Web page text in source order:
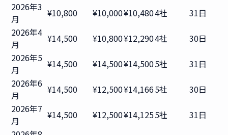
2026年3
月
¥10,800 ¥10,000¥10,4804社
31日
2026年4
月
¥14,500 ¥10,800¥12,2904社
30日
2026年5
月
¥14,500 ¥14,500¥14,5005社
31日
2026年6
月
¥14,500 ¥12,500¥14,1665社
30日
2026年7
月
¥14,500 ¥12,500¥14,1255社
31日